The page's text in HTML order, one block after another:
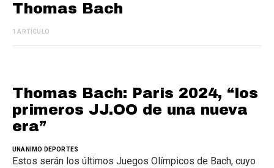
Thomas Bach
1 ARTÍCULO
Thomas Bach: Paris 2024, “los
primeros JJ.OO de una nueva
era”
UNANIMO DEPORTES
Estos serán los últimos Juegos Olímpicos de Bach, cuyo